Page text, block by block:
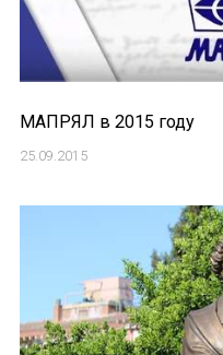
МАПРЯЛ в 2015 году
25.09.2015